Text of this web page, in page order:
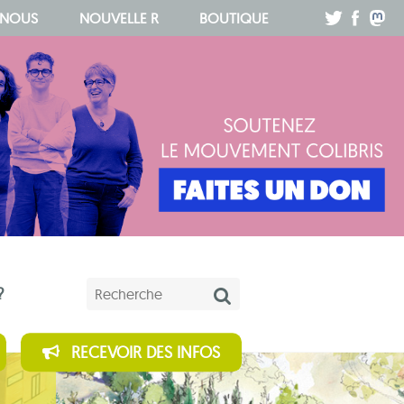
NOUVELLE R BOUTIQUE
Mots-clés
RECEVOIR DES INFOS